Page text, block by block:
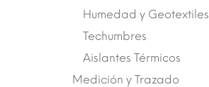
Humedad y Geotextiles
Techumbres
Aislantes Térmicos
Medición y Trazado